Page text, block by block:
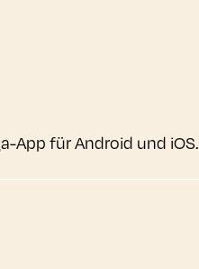
App für Android und iOS.